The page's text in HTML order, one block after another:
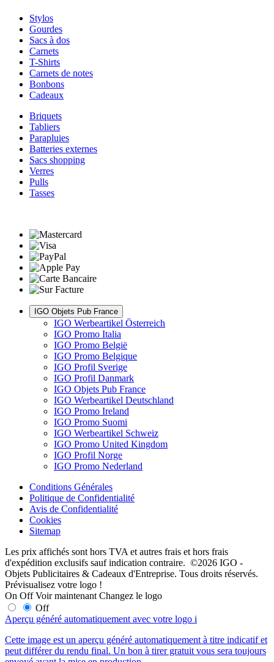
Stylos
Gourdes
Sacs à dos
Carnets
T-Shirts
Carnets de notes
Bonbons
Cadeaux
Briquets
Tabliers
Parapluies
Batteries externes
Sacs shopping
Verres
Pulls
Tasses
IGO Objets Pub France
IGO Werbeartikel Österreich
IGO Promo Italia
IGO Promo België
IGO Promo Belgique
IGO Profil Sverige
IGO Profil Danmark
IGO Objets Pub France
IGO Werbeartikel Deutschland
IGO Promo Ireland
IGO Promo Suomi
IGO Werbeartikel Schweiz
IGO Promo United Kingdom
IGO Profil Norge
IGO Promo Nederland
Conditions Générales
Politique de Confidentialité
Avis de Confidentialité
Cookies
Sitemap
Les prix affichés sont hors TVA et autres frais et hors frais
d'expédition exclusifs sauf indication contraire. ©2026 IGO -
Objets Publicitaires & Cadeaux d'Entreprise. Tous droits réservés.
Prévisualisez votre logo !
On Off Voir maintenant Changez le logo
Off
Aperçu généré automatiquement avec votre logo i
Cette image est un aperçu généré automatiquement à titre indicatif et
peut différer du rendu final. Un bon à tirer gratuit vous sera toujours